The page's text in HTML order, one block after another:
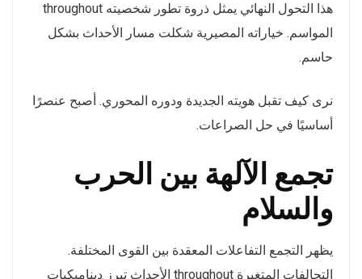
هذا التحول النهائي يمثل ذروة تطور شخصيته throughout
المواسم. خياراته المصيرية شكلت مسار الأحداث بشكل
حاسم.
نرى كيف تقبل هويته الجديدة ودوره المحوري. أصبح عنصرًا
أساسيًا في حل الصراعات.
تجمع الآلهة بين الحرب
والسلام
يظهر التجمع التفاعلات المعقدة بين القوى المختلفة.
التحالفات المتغيرة throughout الأحداث تبرز ديناميكيات